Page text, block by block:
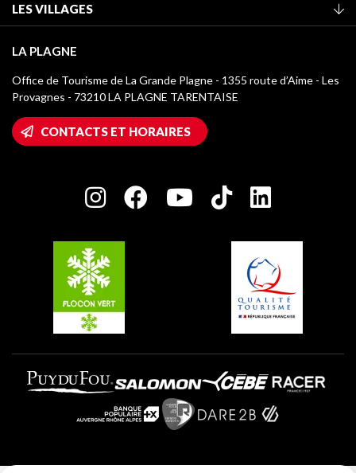
Classement des meublés
Taxe de séjour
Médiathèque
Logos La Plagne
Accès Wifi
Maison des Propriétaires
Charte des Acteurs Engagés
LES VILLAGES
Montchavin - Les Coches
Champagny-en-Vanoise
Plagne 1800
Plagne Villages
Plagne Aime 2000
LA PLAGNE
Office de Tourisme de La Grande Plagne - 1355 route d’Aime - Les
Provagnes - 73210 LA PLAGNE TARENTAISE
CONTACTS ET HORAIRES